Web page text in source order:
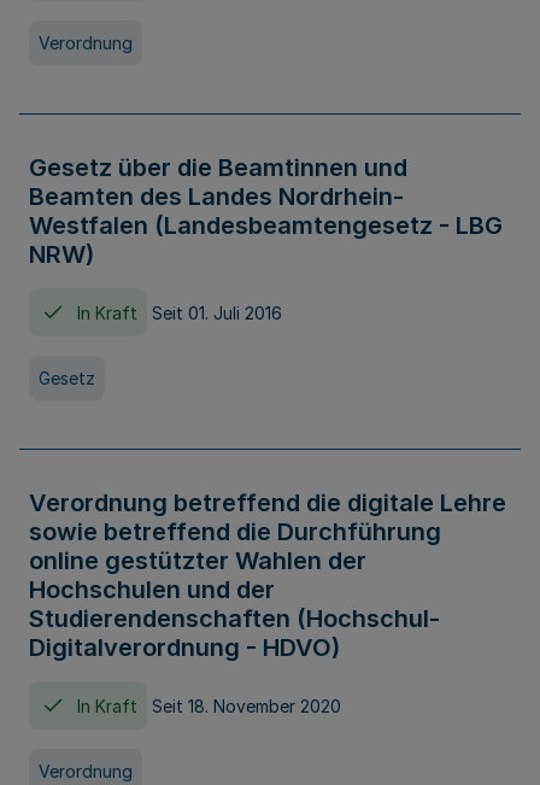
Verordnung
Gesetz über die Beamtinnen und
Beamten des Landes Nordrhein-
Westfalen (Landesbeamtengesetz - LBG
NRW)
In Kraft Seit 01. Juli 2016
Gesetz
Verordnung betreffend die digitale Lehre
sowie betreffend die Durchführung
online gestützter Wahlen der
Hochschulen und der
Studierendenschaften (Hochschul-
Digitalverordnung - HDVO)
In Kraft Seit 18. November 2020
Verordnung